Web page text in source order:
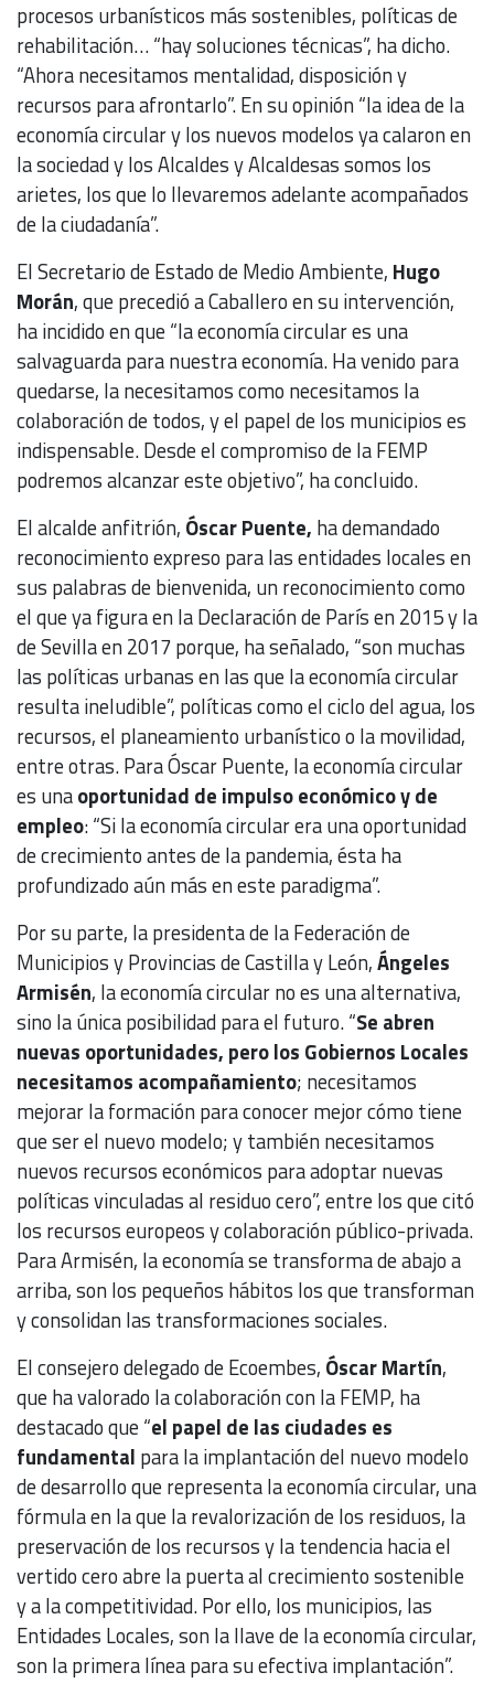
procesos urbanísticos más sostenibles, políticas de
rehabilitación… “hay soluciones técnicas”, ha dicho.
“Ahora necesitamos mentalidad, disposición y
recursos para afrontarlo”. En su opinión “la idea de la
economía circular y los nuevos modelos ya calaron en
la sociedad y los Alcaldes y Alcaldesas somos los
arietes, los que lo llevaremos adelante acompañados
de la ciudadanía”.
El Secretario de Estado de Medio Ambiente, Hugo
Morán, que precedió a Caballero en su intervención,
ha incidido en que “la economía circular es una
salvaguarda para nuestra economía. Ha venido para
quedarse, la necesitamos como necesitamos la
colaboración de todos, y el papel de los municipios es
indispensable. Desde el compromiso de la FEMP
podremos alcanzar este objetivo”, ha concluido.
El alcalde anfitrión, Óscar Puente, ha demandado
reconocimiento expreso para las entidades locales en
sus palabras de bienvenida, un reconocimiento como
el que ya figura en la Declaración de París en 2015 y la
de Sevilla en 2017 porque, ha señalado, “son muchas
las políticas urbanas en las que la economía circular
resulta ineludible”, políticas como el ciclo del agua, los
recursos, el planeamiento urbanístico o la movilidad,
entre otras. Para Óscar Puente, la economía circular
es unaoportunidad de impulso económico y de
empleo: “Si la economía circular era una oportunidad
de crecimiento antes de la pandemia, ésta ha
profundizado aún más en este paradigma”.
Por su parte, la presidenta de la Federación de
Municipios y Provincias de Castilla y León,Ángeles
Armisén, la economía circular no es una alternativa,
sino la única posibilidad para el futuro. “Se abren
nuevas oportunidades, pero los Gobiernos Locales
necesitamos acompañamiento; necesitamos
mejorar la formación para conocer mejor cómo tiene
que ser el nuevo modelo; y también necesitamos
nuevos recursos económicos para adoptar nuevas
políticas vinculadas al residuo cero”, entre los que citó
los recursos europeos y colaboración público-privada.
Para Armisén, la economía se transforma de abajo a
arriba, son los pequeños hábitos los que transforman
y consolidan las transformaciones sociales.
El consejero delegado de Ecoembes, Óscar Martín,
que ha valorado la colaboración con la FEMP, ha
destacado que “el papel de las ciudades es
fundamental para la implantación del nuevo modelo
de desarrollo que representa la economía circular, una
fórmula en la que la revalorización de los residuos, la
preservación de los recursos y la tendencia hacia el
vertido cero abre la puerta al crecimiento sostenible
y a la competitividad. Por ello, los municipios, las
Entidades Locales, son la llave de la economía circular,
son la primera línea para su efectiva implantación”.